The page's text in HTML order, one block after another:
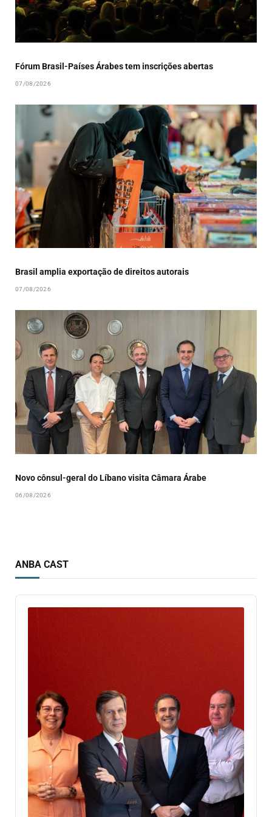
Fórum Brasil-Países Árabes tem inscrições abertas
07/08/2026
Brasil amplia exportação de direitos autorais
07/08/2026
Novo cônsul-geral do Líbano visita Câmara Árabe
06/08/2026
ANBA CAST
Audio
Player